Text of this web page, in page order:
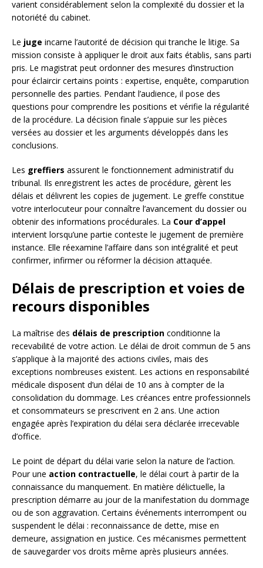
varient considérablement selon la complexité du dossier et la
notoriété du cabinet.
Le juge incarne l’autorité de décision qui tranche le litige. Sa
mission consiste à appliquer le droit aux faits établis, sans parti
pris. Le magistrat peut ordonner des mesures d’instruction
pour éclaircir certains points : expertise, enquête, comparution
personnelle des parties. Pendant l’audience, il pose des
questions pour comprendre les positions et vérifie la régularité
de la procédure. La décision finale s’appuie sur les pièces
versées au dossier et les arguments développés dans les
conclusions.
Les greffiers assurent le fonctionnement administratif du
tribunal. Ils enregistrent les actes de procédure, gèrent les
délais et délivrent les copies de jugement. Le greffe constitue
votre interlocuteur pour connaître l’avancement du dossier ou
obtenir des informations procédurales. La Cour d’appel
intervient lorsqu’une partie conteste le jugement de première
instance. Elle réexamine l’affaire dans son intégralité et peut
confirmer, infirmer ou réformer la décision attaquée.
Délais de prescription et voies de
recours disponibles
La maîtrise des délais de prescription conditionne la
recevabilité de votre action. Le délai de droit commun de 5 ans
s’applique à la majorité des actions civiles, mais des
exceptions nombreuses existent. Les actions en responsabilité
médicale disposent d’un délai de 10 ans à compter de la
consolidation du dommage. Les créances entre professionnels
et consommateurs se prescrivent en 2 ans. Une action
engagée après l’expiration du délai sera déclarée irrecevable
d’office.
Le point de départ du délai varie selon la nature de l’action.
Pour une action contractuelle, le délai court à partir de la
connaissance du manquement. En matière délictuelle, la
prescription démarre au jour de la manifestation du dommage
ou de son aggravation. Certains événements interrompent ou
suspendent le délai : reconnaissance de dette, mise en
demeure, assignation en justice. Ces mécanismes permettent
de sauvegarder vos droits même après plusieurs années.